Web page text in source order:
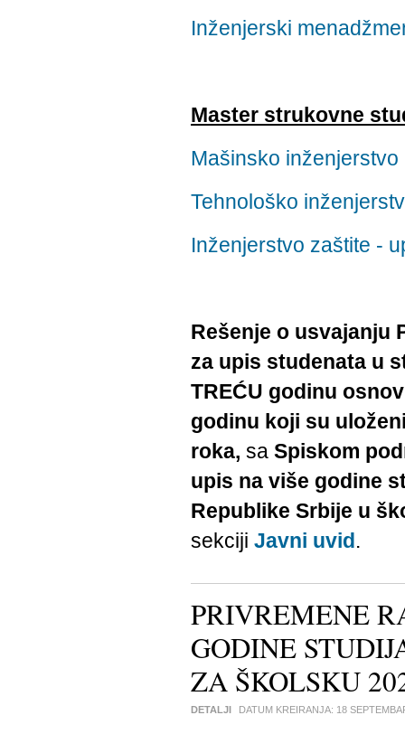
Inženjerski
Master strukovne
Mašinsko
Tehnološko
Inženjerstvo zaštite -
Rešenje o usvajanju
za upis studenata u
TREĆU godinu
godinu koji su
roka, sa Spiskom
upis na više godine
Republike Srbije u
sekciji Javni uvid .
PRIVREMENE
GODINE
ZA ŠKOLSKU
DETALJI DATUM KREIRANJA: 18